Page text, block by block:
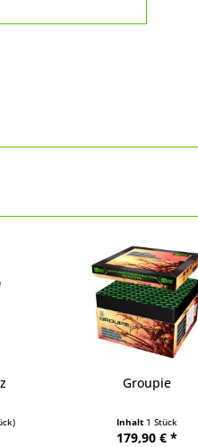
Groupie
Inhalt 1 Stück
179,90 € *